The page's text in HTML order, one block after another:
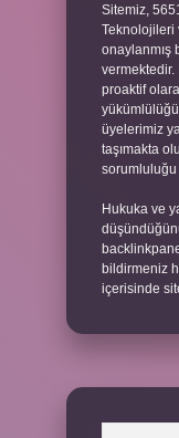
Sitemiz,
Teknolojileri
onaylanmış
proaktif
üyelerimiz
taşımakta
sorumluluğu
Hukuka ve
bildirmeniz
içerisinde